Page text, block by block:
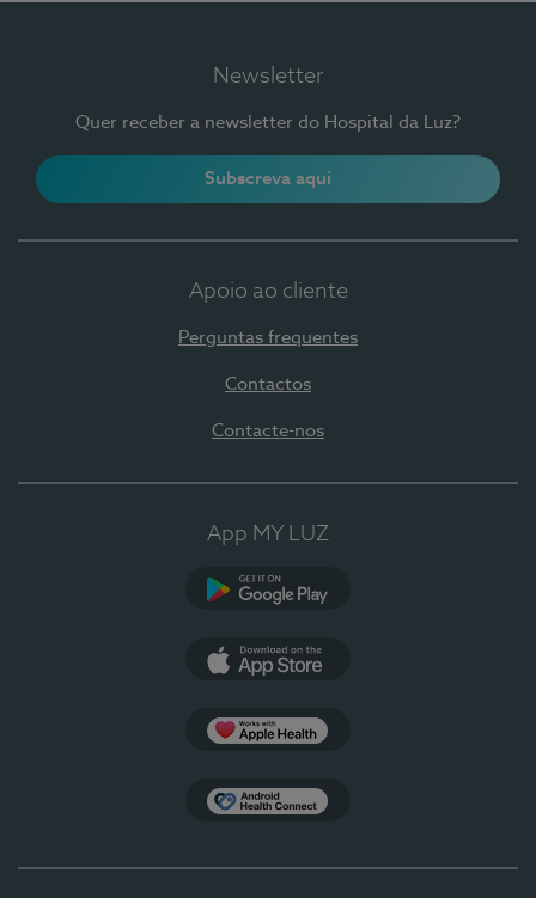
Newsletter
Quer receber a newsletter do Hospital da Luz?
Subscreva aqui
Apoio ao cliente
Perguntas frequentes
Contactos
Contacte-nos
App MY LUZ